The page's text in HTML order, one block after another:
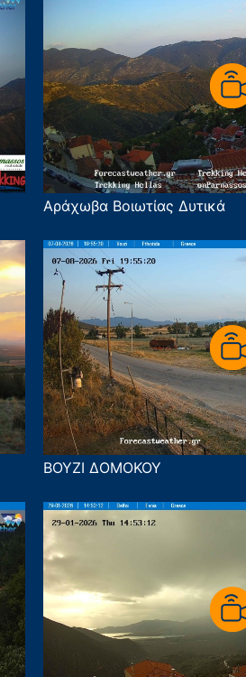
Αράχωβα Βοιωτίας Δυτικά
ΒΟΥΖΙ ΔΟΜΟΚΟΥ